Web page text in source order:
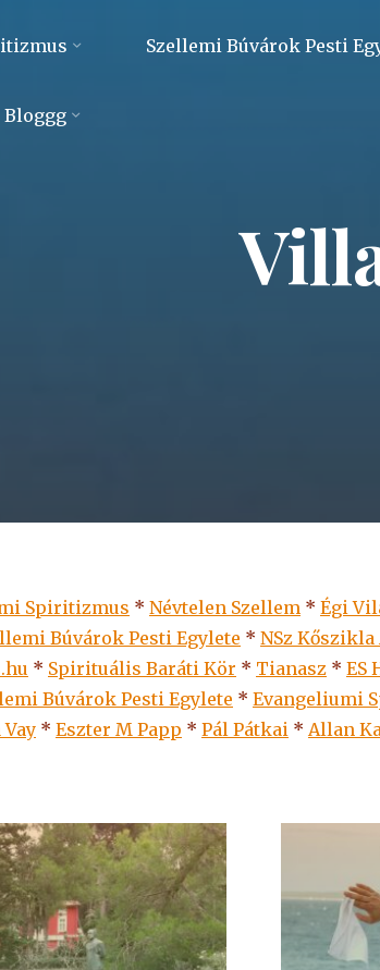
Szellemi Búvárok Pesti
Bloggg
Spiritizmus * Névtelen Szellem * Égi
Búvárok Pesti Egylete * NSz Kőszikla
* Spirituális Baráti Kör * Tianasz * ES
Búvárok Pesti Egylete * Evangeliumi
* Eszter M Papp * Pál Pátkai * Allan